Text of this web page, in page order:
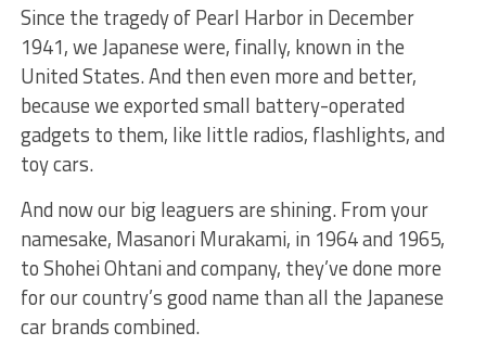
Since the tragedy of Pearl Harbor in December
1941, we Japanese were, finally, known in the
United States. And then even more and better,
because we exported small battery-operated
gadgets to them, like little radios, flashlights, and
toy cars.
And now our big leaguers are shining. From your
namesake, Masanori Murakami, in 1964 and 1965,
to Shohei Ohtani and company, they’ve done more
for our country’s good name than all the Japanese
car brands combined.